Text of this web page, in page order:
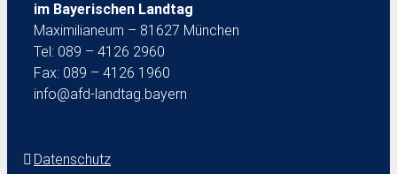
im Bayerischen Landtag
Maximilianeum – 81627 München
Tel: 089 – 4126 2960
Fax: 089 – 4126 1960
info@afd-landtag.bayern
Datenschutz